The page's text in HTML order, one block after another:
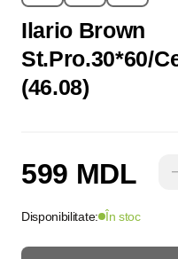
Ilario Brown
St.Pro.30*60/
(46.08)
599 MDL
Disponibilitate: În stoc